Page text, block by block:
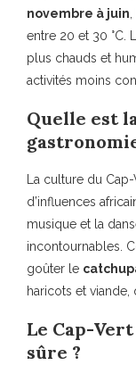
novembre à juin
entre 20 et 30 °C.
plus chauds et
activités moins
Quelle est
La culture du
d’influences
musique et la
incontournables.
goûter le
haricots et
Le Cap-
sûre ?